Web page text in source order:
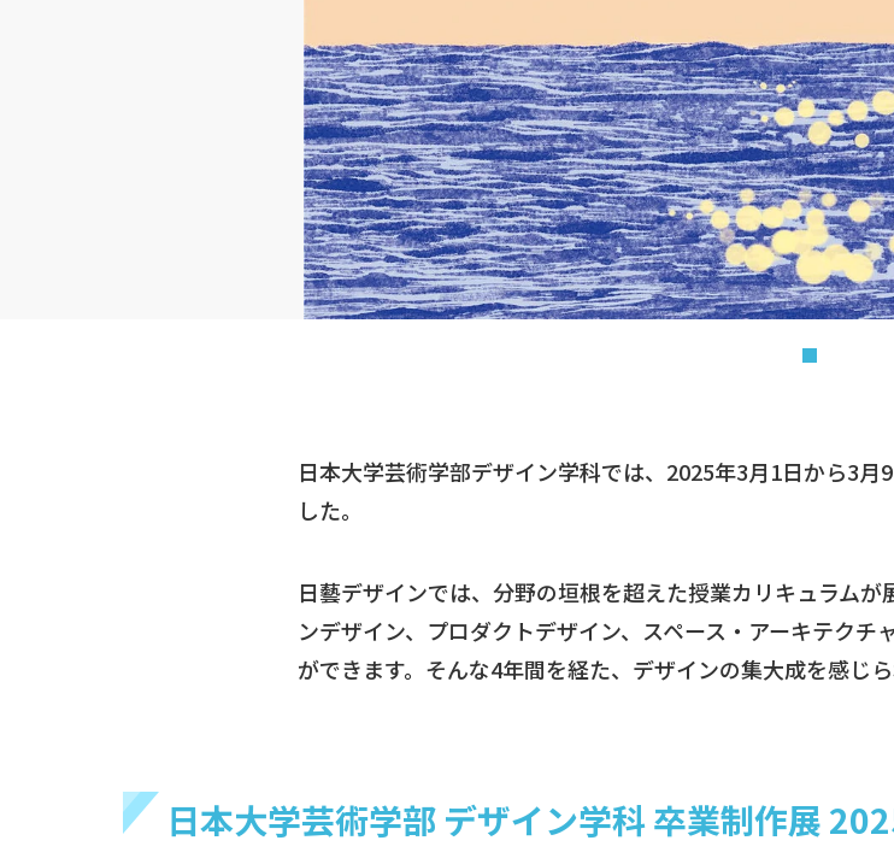
日本大学芸術学部デザイン学科では、2025年3月1日から3
した。
日藝デザインでは、分野の垣根を超えた授業カリキュラム
ンデザイン、プロダクトデザイン、スペース・アーキテク
ができます。そんな4年間を経た、デザインの集大成を感じら
日本大学芸術学部 デザイン学科 卒業制作展